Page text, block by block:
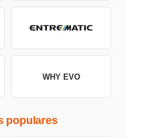
WHY EVO
populares